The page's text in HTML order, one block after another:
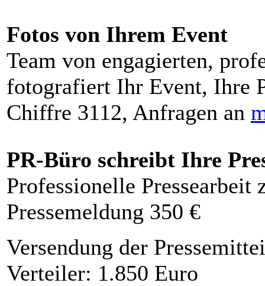
Fotos von Ihrem Event
Team von engagierten,
fotografiert Ihr Event, Ihre
Chiffre 3112, Anfragen an
PR-Büro schreibt Ihre
Professionelle Pressearbeit
Pressemeldung 350 €
Versendung der
Verteiler: 1.850 Euro